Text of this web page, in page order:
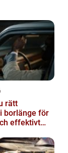
rätt
borlänge för
effektivt